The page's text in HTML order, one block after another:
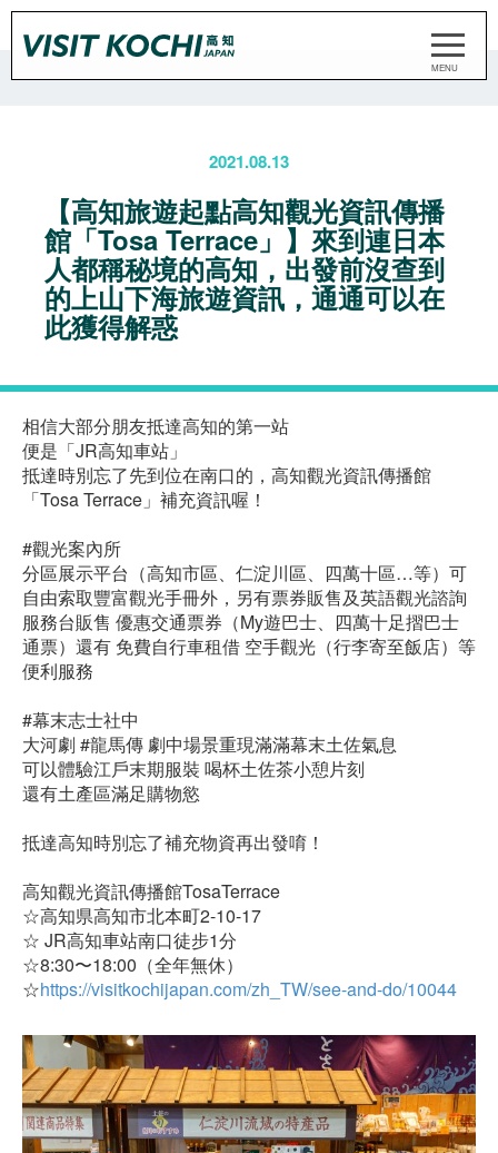
2021.08.13
【高知旅遊起點高知觀光資訊傳播
館「Tosa Terrace」】來到連日本
人都稱秘境的高知，出發前沒查到
的上山下海旅遊資訊，通通可以在
此獲得解惑
相信大部分朋友抵達高知的第一站
便是「JR高知車站」
抵達時別忘了先到位在南口的，高知觀光資訊傳播館
「Tosa Terrace」補充資訊喔！
#觀光案內所
分區展示平台（高知市區、仁淀川區、四萬十區…等）可
自由索取豐富觀光手冊外，另有票券販售及英語觀光諮詢
服務台販售 優惠交通票券（My遊巴士、四萬十足摺巴士
通票）還有 免費自行車租借 空手觀光（行李寄至飯店）等
便利服務
#幕末志士社中
大河劇 #龍馬傳 劇中場景重現滿滿幕末土佐氣息
可以體驗江戶末期服裝 喝杯土佐茶小憩片刻
還有土產區滿足購物慾
抵達高知時別忘了補充物資再出發唷！
高知觀光資訊傳播館TosaTerrace
☆高知県高知市北本町2-10-17
☆ JR高知車站南口徒步1分
☆8:30〜18:00（全年無休）
☆https://visitkochijapan.com/zh_TW/see-and-do/10044